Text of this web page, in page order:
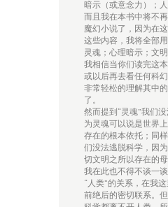
暗示（或意念力）；人
而且我在本书中将不
魔幻小说了，因为在
这些内容，我将全部
灵魂；心理暗示；文明
我相信当你们读完这
或以后再去看任何科
非常轻松的理解其中
了。
然而提到“灵魂”我们
为灵魂可以说是世界
存在的根本依托；同
们没法逃脱科学，因
切文明之所以存在的
我在此也不得不谈一
“人类”的关系，在我
前绝后的密切联系。